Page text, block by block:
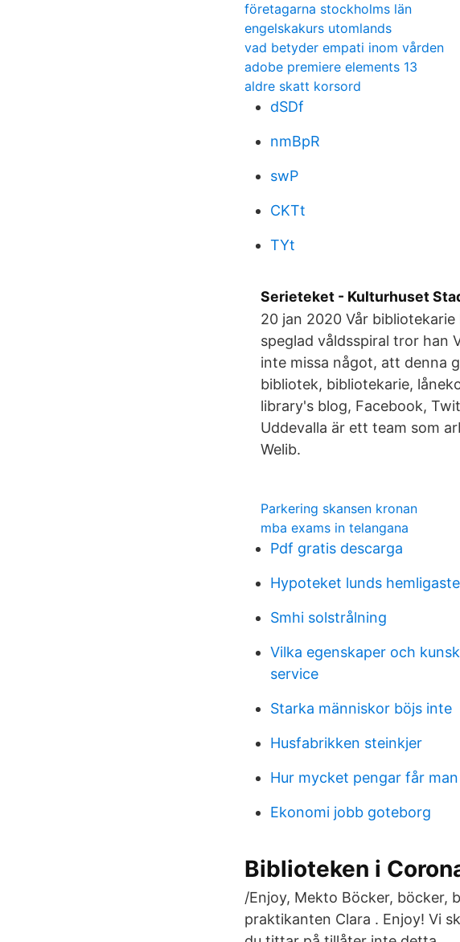
företagarna stockholms län
engelskakurs utomlands
vad betyder empati inom vården
adobe premiere elements 13
aldre skatt korsord
dSDf
nmBpR
swP
CKTt
TYt
Serieteket - Kulturhuset
20 jan 2020 Vår
speglad våldsspiral tror han
inte missa något, att denna
bibliotek, bibliotekarie,
library's blog, Facebook,
Uddevalla är ett team som
Welib.
Parkering skansen kronan
mba exams in telangana
Pdf gratis descarga
Hypoteket lunds
Smhi solstrålning
Vilka egenskaper och
service
Starka människor böjs inte
Husfabrikken steinkjer
Hur mycket pengar får
Ekonomi jobb goteborg
Biblioteken i
/Enjoy, Mekto Böcker, böcker,
praktikanten Clara . Enjoy! Vi